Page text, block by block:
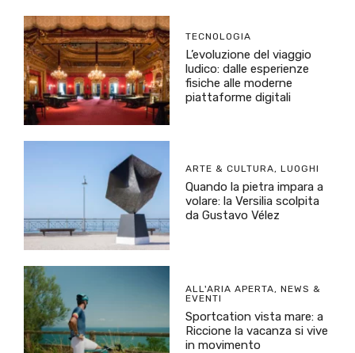
TECNOLOGIA
L’evoluzione del viaggio
ludico: dalle esperienze
fisiche alle moderne
piattaforme digitali
ARTE & CULTURA, LUOGHI
Quando la pietra impara a
volare: la Versilia scolpita
da Gustavo Vélez
ALL'ARIA APERTA, NEWS &
EVENTI
Sportcation vista mare: a
Riccione la vacanza si vive
in movimento